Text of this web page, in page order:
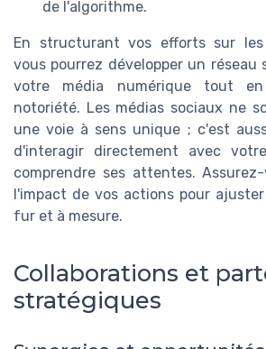
de l'algorithme.
En structurant vos efforts sur les
vous pourrez développer un réseau
votre média numérique tout
notoriété. Les médias sociaux ne
une voie à sens unique ; c'est
d'interagir directement avec
comprendre ses attentes.
l'impact de vos actions pour
fur et à mesure.
Collaborations et
stratégiques